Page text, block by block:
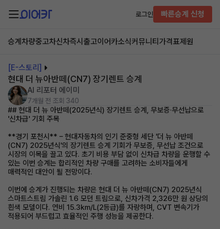
로그인 빠른승계 신청
승계차량중고차신차즉시출고이어카소식커뮤니티 가격표제원
[E-스토리]
현대 더 뉴아반떼(CN7) 장기렌트 승계
AI 리포터 에이미
7개월 전 조회 340
## 현대 더 뉴 아반떼(2025년식) 장기렌트 승계, 무보증·무선납으로
'신차급' 기회 주목
**경기 포천시** – 현대자동차의 인기 준중형 세단 '더 뉴 아반떼
(CN7) 2025년식'의 장기렌트 승계 기회가 무보증, 무선납 조건으로
시장의 이목을 끌고 있다. 초기 비용 부담 없이 신차급 차량을 운행할 수
있는 이번 승계는 합리적인 차량 구매를 고려하는 소비자들에게
매력적인 대안이 될 전망이다.
이번에 승계가 진행되는 차량은 현대 더 뉴 아반떼(CN7) 2025년식
스마트스트림 가솔린 1.6 모던 트림으로, 신차가격 2,326만 원 상당의
흰색 모델이다. 연비 15.3km/L(2등급)를 자랑하며, CVT 변속기가
적용되어 부드럽고 효율적인 주행 성능을 제공한다.